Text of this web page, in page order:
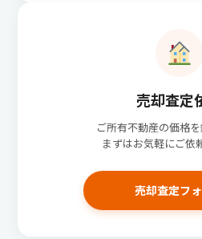
売却査定
ご所有不動産の価格を
まずはお気軽にご依
売却査定フ